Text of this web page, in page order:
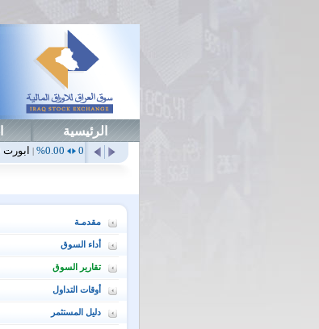
الرئيسية
ابورت0.00
0.00%
مقدمـة
أداء السوق
تقارير السوق
أوقات التداول
دليل المستثمر